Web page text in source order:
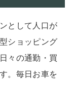
として人口が
ショッピング
々の通勤・買
。毎日お車を